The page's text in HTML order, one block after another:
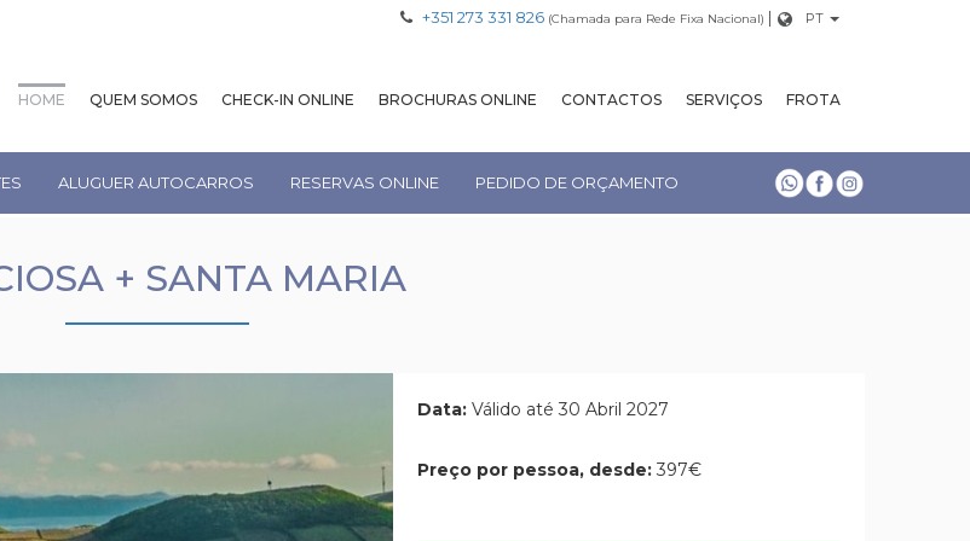
+351 273 331 826 (Chamada para Rede Fixa Nacional) | PT
HOME QUEM SOMOS CHECK-IN ONLINE BROCHURAS ONLINE CONTACTOS SERVIÇOS FROTA
ALUGUER AUTOCARROS RESERVAS ONLINE PEDIDO DE ORÇAMENTO
+ SANTA MARIA
Data: Válido até 30 Abril 2027
Preço por pessoa, desde: 397€